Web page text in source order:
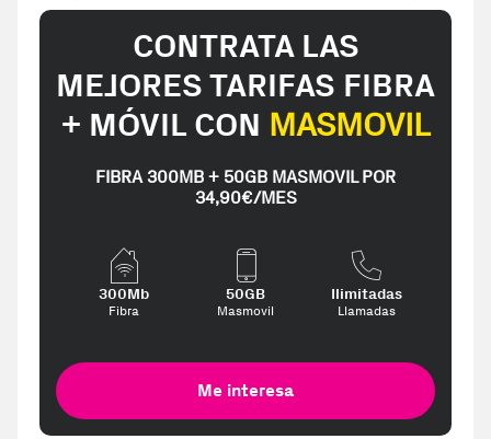
CONTRATA LAS
MEJORES TARIFAS FIBRA
+ MÓVIL CON MASMOVIL
FIBRA 300MB + 50GB MASMOVIL POR
34,90€/MES
300Mb
Fibra
50GB
Masmovil
Ilimitadas
Llamadas
Me interesa